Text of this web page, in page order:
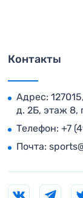
Контакты
Адрес:
д. 2Б, этаж 8,
Телефон: +7
Почта: